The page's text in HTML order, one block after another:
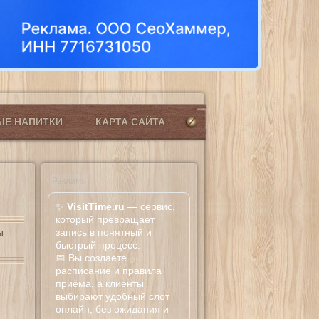
НАПИТКИ КАРТА САЙТА
✨ VisitTime.ru — сервис,
который превращает
запись в понятный и
быстрый процесс.
📅 Вы создаёте
расписание и правила
приёма, а клиенты
выбирают удобный слот
онлайн, без ожидания и